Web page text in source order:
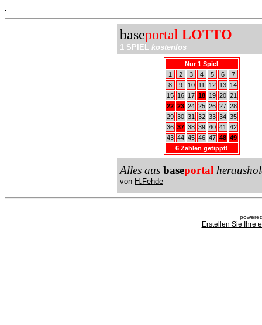
baseportal LOTTO
1 SPIEL kostenlos
Nur 1 Spiel
1
2 3 4 5 6
7
8
9 10 11 12 13
14
15
16 17 18 19 20 21
22 23 24 25 26 27 28
29 30 31 32 33 34 35
36 37 38 39 40 41
42
43 44 45 46 47 48 49
6 Zahlen getippt!
Alles aus baseportal
von H.Fehde
Erstellen Sie Ihre